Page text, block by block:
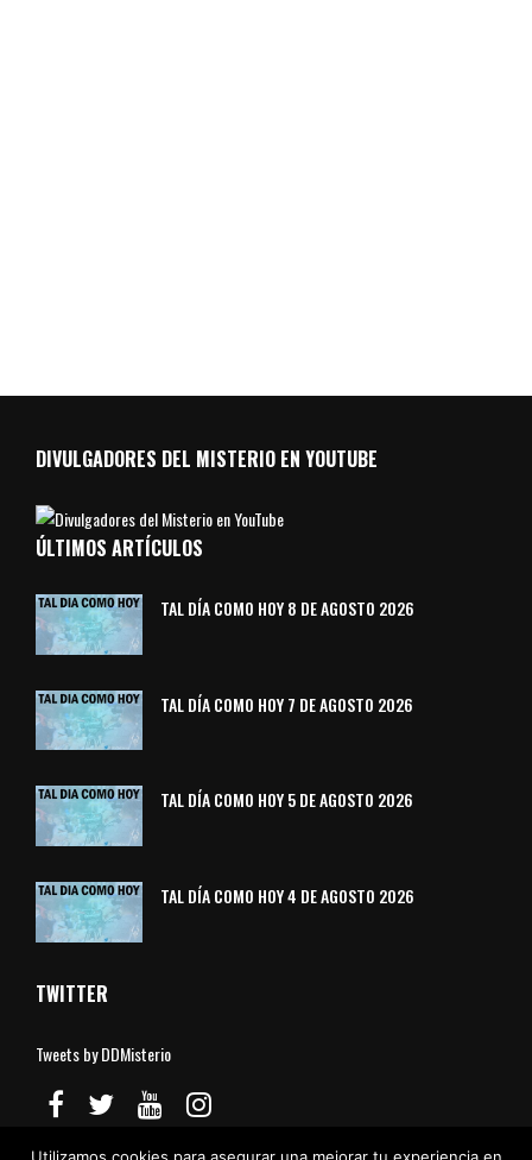
DIVULGADORES DEL MISTERIO EN YOUTUBE
ÚLTIMOS ARTÍCULOS
TAL DÍA COMO HOY 8 DE AGOSTO 2026
TAL DÍA COMO HOY 7 DE AGOSTO 2026
TAL DÍA COMO HOY 5 DE AGOSTO 2026
TAL DÍA COMO HOY 4 DE AGOSTO 2026
TWITTER
Tweets by DDMisterio